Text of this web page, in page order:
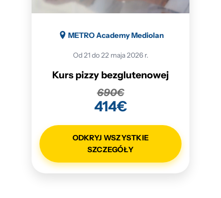
METRO Academy Mediolan
Od 21 do 22 maja 2026 r.
Kurs pizzy bezglutenowej
690€
414€
ODKRYJ WSZYSTKIE
SZCZEGÓŁY